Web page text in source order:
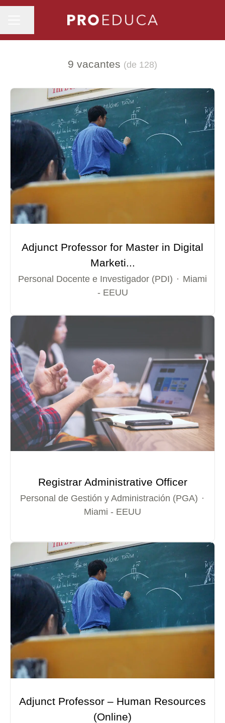
MENÚ DE EMPLEO
Compartir página
9 vacantes (de 128)
Adjunct Professor for Master in Digital
Marketi...
Personal Docente e Investigador (PDI) · Miami
- EEUU
Registrar Administrative Officer
Personal de Gestión y Administración (PGA) ·
Miami - EEUU
Adjunct Professor – Human Resources
(Online)